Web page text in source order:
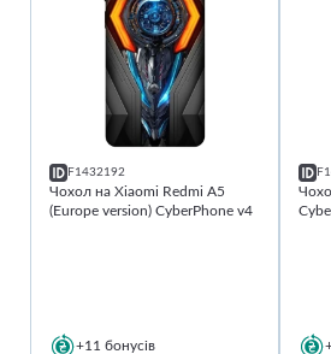
F1432192
Чохол на Xiaomi Redmi A5
(Europe version) CyberPhone v4
+11 бонусів